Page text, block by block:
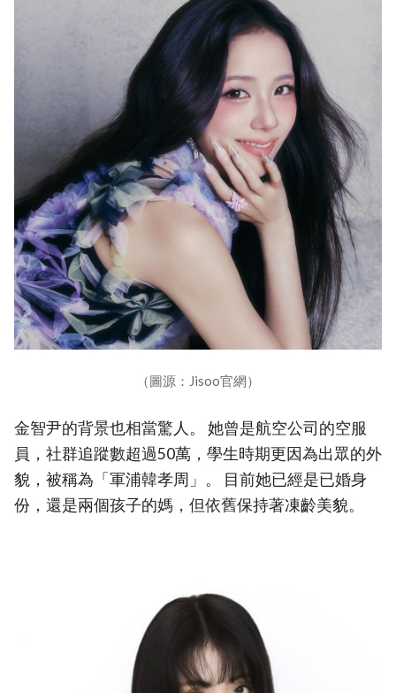
（圖源：Jisoo官網）
金智尹的背景也相當驚人。 她曾是航空公司的空服
員，社群追蹤數超過50萬，學生時期更因為出眾的外
貌，被稱為「軍浦韓孝周」。 目前她已經是已婚身
份，還是兩個孩子的媽，但依舊保持著凍齡美貌。